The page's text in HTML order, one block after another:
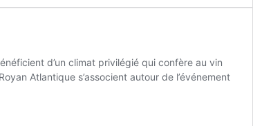
d’un climat privilégié qui confère au vin
Atlantique s’associent autour de l’événement